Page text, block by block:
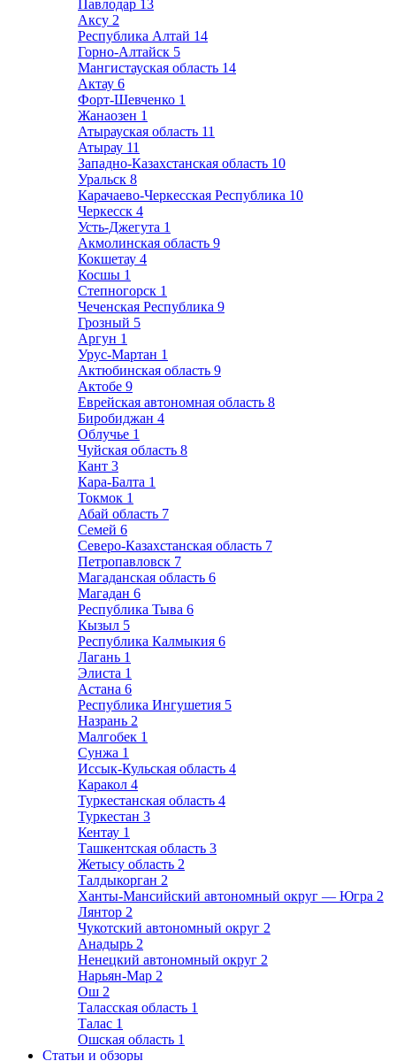
Павлодар 13
Аксу 2
Республика Алтай 14
Горно-Алтайск 5
Мангистауская область 14
Актау 6
Форт-Шевченко 1
Жанаозен 1
Атырауская область 11
Атырау 11
Западно-Казахстанская область 10
Уральск 8
Карачаево-Черкесская Республика 10
Черкесск 4
Усть-Джегута 1
Акмолинская область 9
Кокшетау 4
Косшы 1
Степногорск 1
Чеченская Республика 9
Грозный 5
Аргун 1
Урус-Мартан 1
Актюбинская область 9
Актобе 9
Еврейская автономная область 8
Биробиджан 4
Облучье 1
Чуйская область 8
Кант 3
Кара-Балта 1
Токмок 1
Абай область 7
Семей 6
Северо-Казахстанская область 7
Петропавловск 7
Магаданская область 6
Магадан 6
Республика Тыва 6
Кызыл 5
Республика Калмыкия 6
Лагань 1
Элиста 1
Астана 6
Республика Ингушетия 5
Назрань 2
Малгобек 1
Сунжа 1
Иссык-Кульская область 4
Каракол 4
Туркестанская область 4
Туркестан 3
Кентау 1
Ташкентская область 3
Жетысу область 2
Талдыкорган 2
Ханты-Мансийский автономный округ — Югра 2
Лянтор 2
Чукотский автономный округ 2
Анадырь 2
Ненецкий автономный округ 2
Нарьян-Мар 2
Ош 2
Таласская область 1
Талас 1
Ошская область 1
Статьи и обзоры